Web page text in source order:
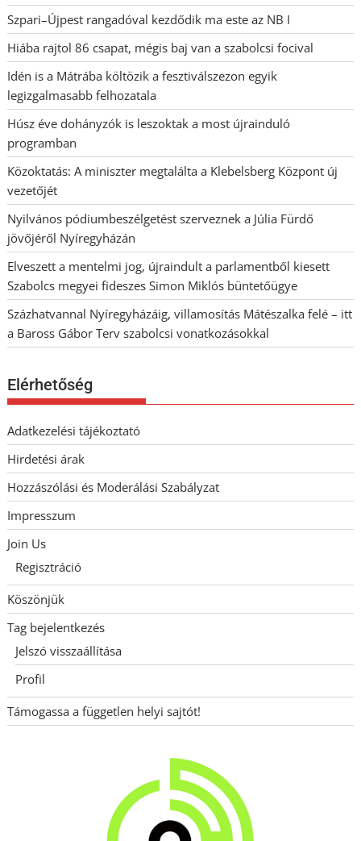
Szpari–Újpest rangadóval kezdődik ma este az NB I
Hiába rajtol 86 csapat, mégis baj van a szabolcsi focival
Idén is a Mátrába költözik a fesztiválszezon egyik
legizgalmasabb felhozatala
Húsz éve dohányzók is leszoktak a most újrainduló
programban
Közoktatás: A miniszter megtalálta a Klebelsberg Központ új
vezetőjét
Nyilvános pódiumbeszélgetést szerveznek a Júlia Fürdő
jövőjéről Nyíregyházán
Elveszett a mentelmi jog, újraindult a parlamentből kiesett
Szabolcs megyei fideszes Simon Miklós büntetőügye
Százhatvannal Nyíregyházáig, villamosítás Mátészalka felé – itt
a Baross Gábor Terv szabolcsi vonatkozásokkal
Elérhetőség
Adatkezelési tájékoztató
Hirdetési árak
Hozzászólási és Moderálási Szabályzat
Impresszum
Join Us
Regisztráció
Köszönjük
Tag bejelentkezés
Jelszó visszaállítása
Profil
Támogassa a független helyi sajtót!